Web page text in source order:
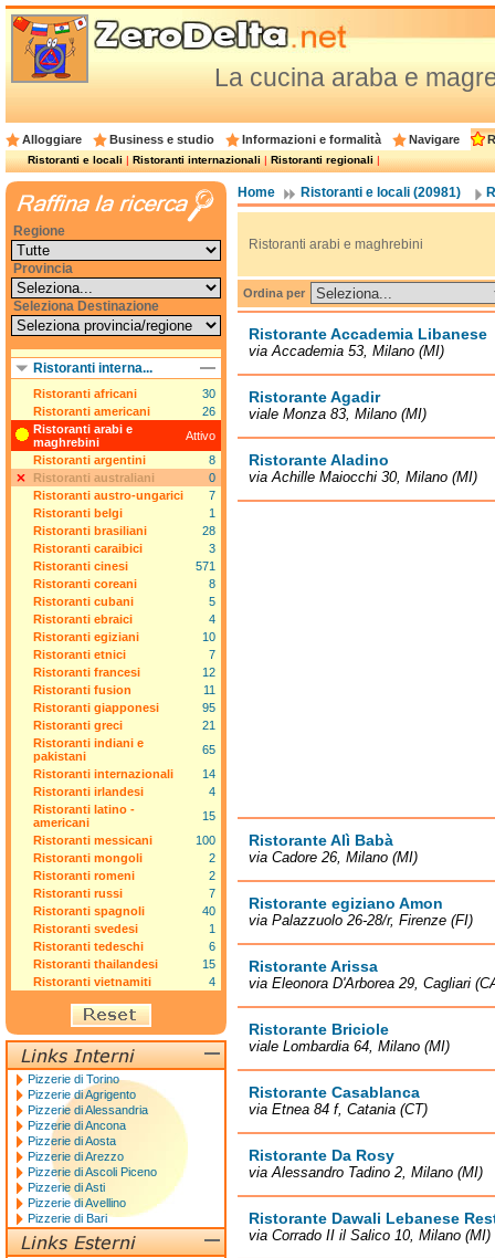
La cucina araba e
Alloggiare Business e studio Informazioni e formalità Navigare
Ristoranti e locali|Ristoranti internazionali|Ristoranti regionali|
Home Ristoranti e locali (20981)
Ristoranti arabi e maghrebini
Ordina per
Ristorante Accademia Libanese
via Accademia 53, Milano (MI)
Ristorante Agadir
viale Monza 83, Milano (MI)
Ristorante Aladino
via Achille Maiocchi 30, Milano (MI)
Ristorante Alì Babà
via Cadore 26, Milano (MI)
Ristorante egiziano Amon
via Palazzuolo 26-28/r, Firenze (FI)
Ristorante Arissa
via Eleonora D'Arborea 29, Cagliari
Ristorante Briciole
viale Lombardia 64, Milano (MI)
Ristorante Casablanca
via Etnea 84 f, Catania (CT)
Ristorante Da Rosy
via Alessandro Tadino 2, Milano (MI)
Ristorante Dawali Lebanese
via Corrado II il Salico 10, Milano (MI)
Regione
Provincia
Seleziona Destinazione
Ristoranti interna...
Ristoranti africani
30
Ristoranti americani
26
Ristoranti arabi e
maghrebini
Attivo
Ristoranti argentini
8
Ristoranti australiani
0
Ristoranti austro-ungarici
7
Ristoranti belgi
1
Ristoranti brasiliani
28
Ristoranti caraibici
3
Ristoranti cinesi
571
Ristoranti coreani
8
Ristoranti cubani
5
Ristoranti ebraici
4
Ristoranti egiziani
10
Ristoranti etnici
7
Ristoranti francesi
12
Ristoranti fusion
11
Ristoranti giapponesi
95
Ristoranti greci
21
Ristoranti indiani e
pakistani
65
Ristoranti internazionali
14
Ristoranti irlandesi
4
Ristoranti latino -
americani
15
Ristoranti messicani
100
Ristoranti mongoli
2
Ristoranti romeni
2
Ristoranti russi
7
Ristoranti spagnoli
40
Ristoranti svedesi
1
Ristoranti tedeschi
6
Ristoranti thailandesi
15
Ristoranti vietnamiti
4
Pizzerie di Torino
Pizzerie di Agrigento
Pizzerie di Alessandria
Pizzerie di Ancona
Pizzerie di Aosta
Pizzerie di Arezzo
Pizzerie di Ascoli Piceno
Pizzerie di Asti
Pizzerie di Avellino
Pizzerie di Bari